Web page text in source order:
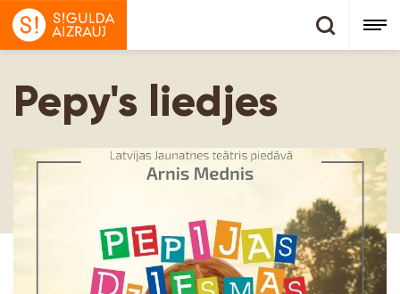
Pepy's liedjes